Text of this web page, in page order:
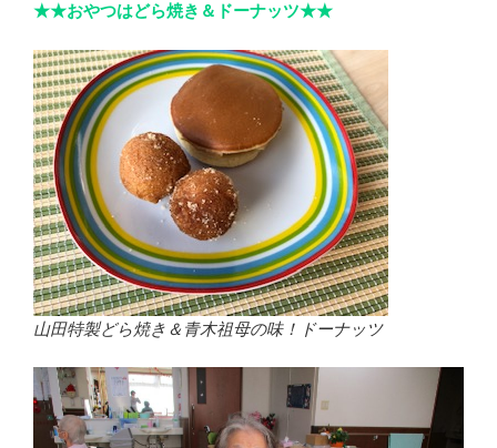
★★おやつはどら焼き＆ドーナッツ★★
山田特製どら焼き＆青木祖母の味！ドーナッツ